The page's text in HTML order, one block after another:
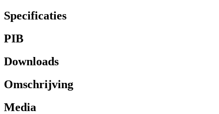
Specificaties
PIB
Downloads
Omschrijving
Media